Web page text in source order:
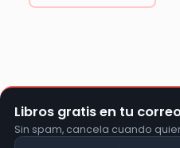
Libros gratis en tu
Sin spam, cancela cuando